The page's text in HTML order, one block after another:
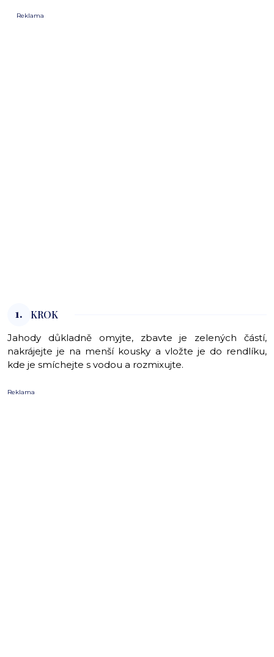
Reklama
1. KROK
Jahody důkladně omyjte, zbavte je zelených částí,
nakrájejte je na menší kousky a vložte je do rendlíku,
kde je smíchejte s vodou a rozmixujte.
Reklama